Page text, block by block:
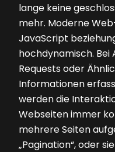
lange keine
mehr. Moderne
JavaScript
hochdynamisch. Bei
Requests oder
Informationen
werden die
Webseiten immer
mehrere Seiten
„Pagination“, oder